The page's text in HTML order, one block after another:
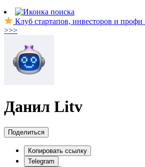
Клуб стартапов, инвесторов и
>>>
Данил Litv
Поделиться
Копировать ссылку
Telegram